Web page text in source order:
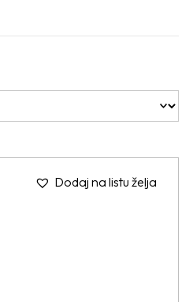
Dodaj na listu želja